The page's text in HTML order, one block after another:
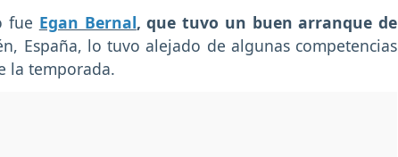
fue Egan Bernal, que tuvo un buen arranque de
España, lo tuvo alejado de algunas competencias
la temporada.